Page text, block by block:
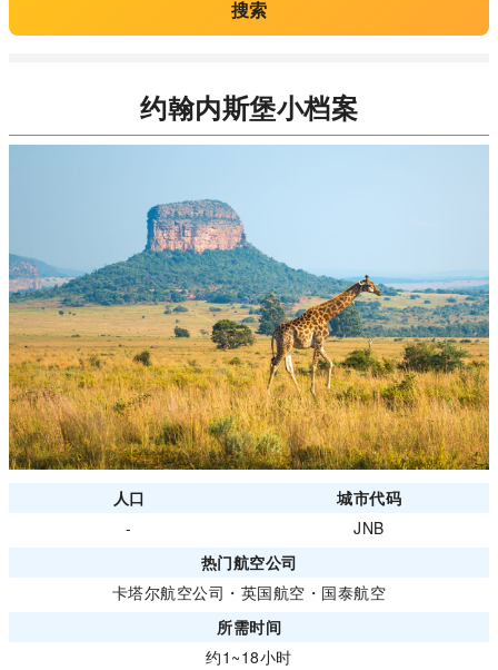
搜索
约翰内斯堡小档案
人口
城市代码
-
JNB
热门航空公司
卡塔尔航空公司 ・ 英国航空 ・ 国泰航空
所需时间
约1~18小时